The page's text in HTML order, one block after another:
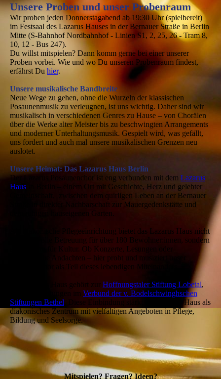
Unsere Proben und unser Probenraum
Wir proben jeden Donnerstagabend ab 19:30 Uhr (spielbereit)
im Festsaal des Lazarus Hauses in der Bernauer Straße in Berlin
Mitte (S-Bahnhof Nordbahnhof - Linien S1, 2, 25, 26 - Tram 8,
10, 12 - Bus 247).
Du willst mitspielen? Dann komm gerne bei einer unserer
Proben vorbei. Wie und wo Du unseren Probenraum findest,
erfährst Du hier.
Unsere musikalische Bandbreite
Neue Wege zu gehen, ohne die Wurzeln der klassischen
Posaunenmusik zu verleugnen, ist uns wichtig. Daher sind wir
musikalisch in verschiedenen Genres zu Hause – von Chorälen
über die Werke alter Meister bis zu beschwingten Arrangements
und moderner Unterhaltungsmusik. Gespielt wird, was gefällt,
uns fordert und auch mal unsere musikalischen Grenzen neu
auslotet.
Unsere Heimat: Das Lazarus Haus Berlin
Der Lazarus Posaunenchor ist eng verbunden mit dem Lazarus
Haus in Berlin – einem Ort mit Geschichte, Herz und gelebter
Gemeinschaft, zwischen dem quirligen Leben an der Bernauer
Straße in direkter Nachbarschaft zur Mauergedenkstätte und
dem ruhigen hauseigenen Garten.
Als diakonische Pflegeeinrichtung bietet das Lazarus Haus nicht
nur liebevolle Betreuung für über 180 Bewohner:innen, sondern
auch Raum für Kultur. Ob Konzerte, Lesungen oder
musikalische Andachten – hier probt und musiziert unser
Posaunenchor als Teil dieses lebendigen Miteinanders.
Das Lazarus Haus gehört zur Hoffnungstaler Stiftung Lobetal,
einer der Stiftungen im Verbund der v. Bodelschwinghschen
Stiftungen Bethel . Diese Einbindung stärkt das Lazarus Haus als
diakonisches Zentrum mit vielfältigen Angeboten in Pflege,
Bildung und Seelsorge.
Mitspielen? Fragen? Ideen?